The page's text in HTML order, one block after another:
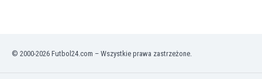
© 2000-2026 Futbol24.com – Wszystkie prawa zastrzeżone.